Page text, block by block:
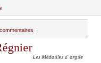
Les Médailles d’argile